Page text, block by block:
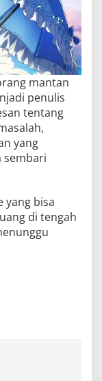
mantan
penulis
tentang
yang
sembari
yang bisa
di tengah